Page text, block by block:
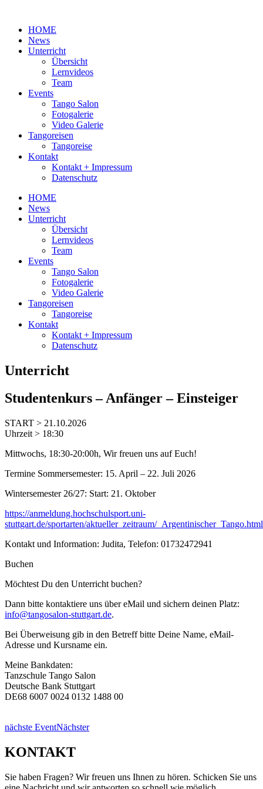
wechselnHOME
News
Unterricht
Übersicht
Lernvideos
Team
Events
Tango Salon
Fotogalerie
Video Galerie
Tangoreisen
Tangoreise
Kontakt
Kontakt + Impressum
Datenschutz
HOME
News
Unterricht
Übersicht
Lernvideos
Team
Events
Tango Salon
Fotogalerie
Video Galerie
Tangoreisen
Tangoreise
Kontakt
Kontakt + Impressum
Datenschutz
Unterricht
Studentenkurs – Anfänger – Einsteiger
START > 21.10.2026
Uhrzeit > 18:30
Mittwochs, 18:30-20:00h, Wir freuen uns auf Euch!
Termine Sommersemester: 15. April – 22. Juli 2026
Wintersemester 26/27: Start: 21. Oktober
https://anmeldung.hochschulsport.uni-
stuttgart.de/sportarten/aktueller_zeitraum/_Argentinischer_Tango.html
Kontakt und Information: Judita, Telefon: 01732472941
Buchen
Möchtest Du den Unterricht buchen?
Dann bitte kontaktiere uns über eMail und sichern deinen Platz:
info@tangosalon-stuttgart.de.
Bei Überweisung gib in den Betreff bitte Deine Name, eMail-
Adresse und Kursname ein.
Meine Bankdaten:
Tanzschule Tango Salon
Deutsche Bank Stuttgart
DE68 6007 0024 0132 1488 00
nächste EventNächster
KONTAKT
Sie haben Fragen? Wir freuen uns Ihnen zu hören. Schicken Sie uns